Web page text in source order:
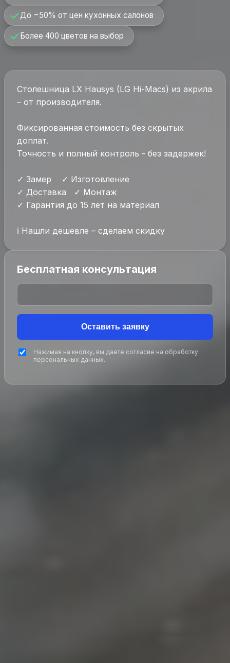
До −50% от цен кухонных салонов
Более 400 цветов на выбор
Столешница LX Hausys (LG Hi-Macs) из акрила
– от производителя.
Фиксированная стоимость без скрытых
доплат.
Точность и полный контроль - без задержек!
✓ Замер ✓ Изготовление
✓ Доставка ✓ Монтаж
✓ Гарантия до 15 лет на материал
ℹ Нашли дешевле – сделаем скидку
Бесплатная консультация
Оставить заявку
Нажимая на кнопку, вы даете согласие на обработку
персональных данных.